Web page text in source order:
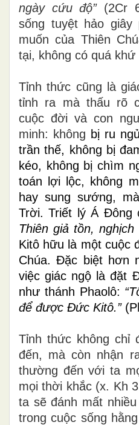
ngày cứu độ”(2Cr
sống tuyệt hảo
muốn của Thiên
tại, không có quá
Tỉnh thức cũng là
tỉnh ra mà thấu rõ
cuộc đời và con
minh: không bị ru
trần thế, không bị
kéo, không bị chìm
toán lợi lộc, không
hay sung sướng,
Trời. Triết lý Á Đông
Thiên giả tồn, nghịch
Kitô hữu là một cuộc
Chúa. Đặc biệt hơn
việc giác ngộ là đặt
như thánh Phaolô:
để được Đức Kitô.”
Tỉnh thức không chỉ
đến, mà còn nhận
thường đếnvới ta
mọi thời khắc (x. Kh
ta sẽ đánh mất
trong cuộc sống